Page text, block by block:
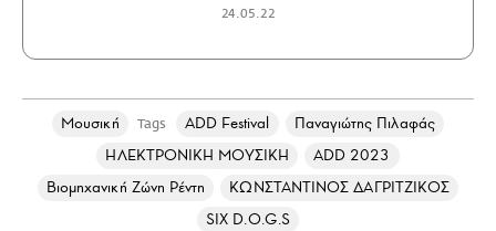
24.05.22
Μουσική Tags ADD Festival
Παναγιώτης Πιλαφάς
ΗΛΕΚΤΡΟΝΙΚΗ ΜΟΥΣΙΚΗ
ADD 2023
Βιομηχανική Ζώνη Ρέντη
ΚΩΝΣΤΑΝΤΙΝΟΣ ΔΑΓΡΙΤΖΙΚΟΣ
SIX D.O.G.S